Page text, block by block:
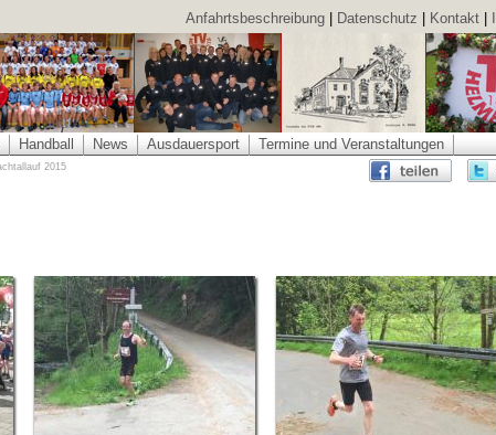
Anfahrtsbeschreibung Datenschutz Kontakt
Handball News Ausdauersport Termine und Veranstaltungen
2015